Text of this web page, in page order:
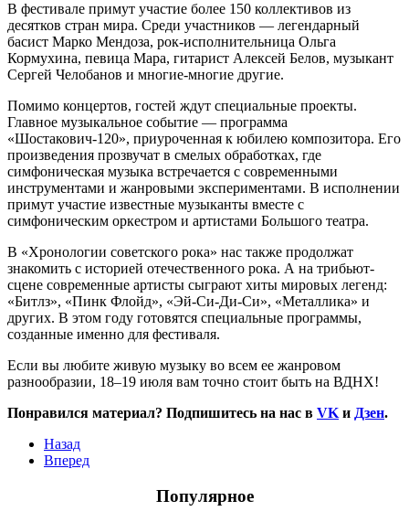
В фестивале примут участие более 150 коллективов из
десятков стран мира. Среди участников — легендарный
басист Марко Мендоза, рок-исполнительница Ольга
Кормухина, певица Мара, гитарист Алексей Белов, музыкант
Сергей Челобанов и многие-многие другие.
Помимо концертов, гостей ждут специальные проекты.
Главное музыкальное событие — программа
«Шостакович‑120», приуроченная к юбилею композитора. Его
произведения прозвучат в смелых обработках, где
симфоническая музыка встречается с современными
инструментами и жанровыми экспериментами. В исполнении
примут участие известные музыканты вместе с
симфоническим оркестром и артистами Большого театра.
В «Хронологии советского рока» нас также продолжат
знакомить с историей отечественного рока. А на трибьют-
сцене современные артисты сыграют хиты мировых легенд:
«Битлз», «Пинк Флойд», «Эй-Си-Ди-Си», «Металлика» и
других. В этом году готовятся специальные программы,
созданные именно для фестиваля.
Если вы любите живую музыку во всем ее жанровом
разнообразии, 18–19 июля вам точно стоит быть на ВДНХ!
Понравился материал? Подпишитесь на нас в VK и Дзен.
Назад
Вперед
Популярное